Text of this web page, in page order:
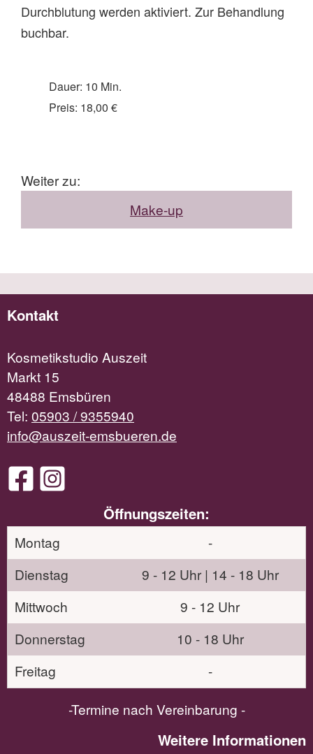
Durchblutung werden aktiviert. Zur Behandlung
buchbar.
Dauer: 10 Min.
Preis: 18,00 €
Weiter zu:
Make-up
Kontakt
Kosmetikstudio Auszeit
Markt 15
48488 Emsbüren
Tel: 05903 / 9355940
info@auszeit-emsbueren.de
Öffnungszeiten:
Montag
-
Dienstag
9 - 12 Uhr | 14 - 18 Uhr
Mittwoch
9 - 12 Uhr
Donnerstag
10 - 18 Uhr
Freitag
-
-Termine nach Vereinbarung -
Weitere Informationen